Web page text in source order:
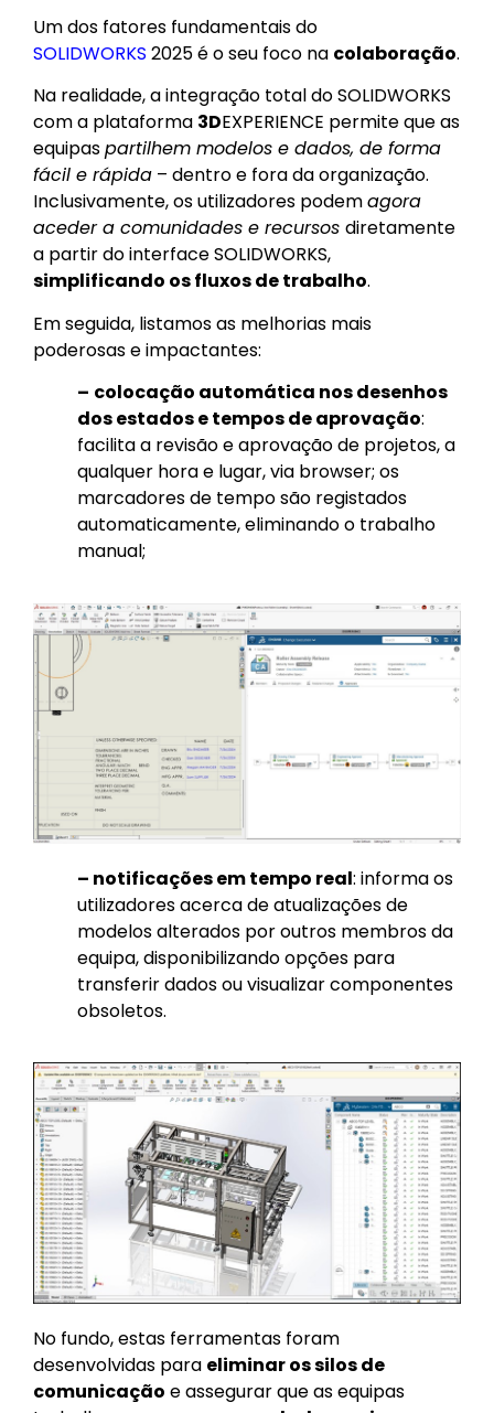
Um dos fatores fundamentais do
SOLIDWORKS 2025 é o seu foco na colaboração.
Na realidade, a integração total do SOLIDWORKS
com a plataforma 3DEXPERIENCE permite que as
equipaspartilhem modelos e dados, de forma
fácil e rápida – dentro e fora da organização.
Inclusivamente, os utilizadores podemagora
aceder a comunidades e recursos diretamente
a partir do interface SOLIDWORKS,
simplificando os fluxos de trabalho.
Em seguida, listamos as melhorias mais
poderosas e impactantes:
– colocação automática nos desenhos
dos estados e tempos de aprovação:
facilita a revisão e aprovação de projetos, a
qualquer hora e lugar, via browser; os
marcadores de tempo são registados
automaticamente, eliminando o trabalho
manual;
– notificações em tempo real: informa os
utilizadores acerca de atualizações de
modelos alterados por outros membros da
equipa, disponibilizando opções para
transferir dados ou visualizar componentes
obsoletos.
No fundo, estas ferramentas foram
desenvolvidas para eliminar os silos de
comunicação e assegurar que as equipas